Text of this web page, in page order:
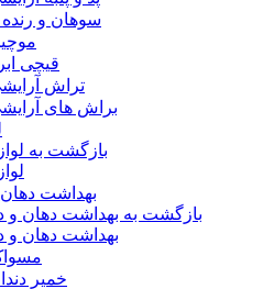
سوهان و رنده
قیچی
تراش
براش های
بازگشت به
بهداشت دهان
بازگشت به بهداشت دهان و
بهداشت دهان و
خمیر